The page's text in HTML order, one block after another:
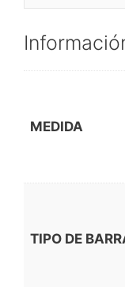
MEDIDA
TIPO DE